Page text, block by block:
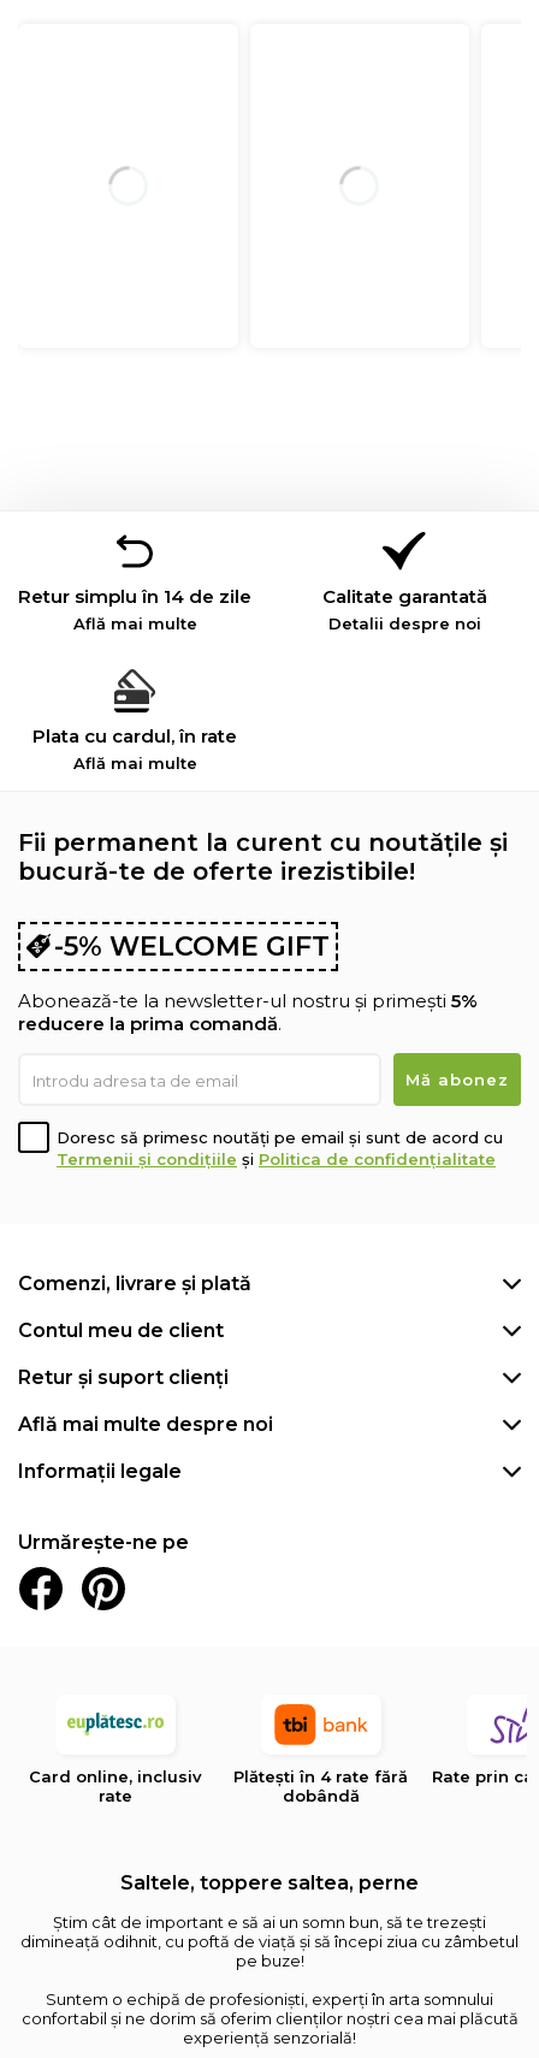
Retur simplu în 14 de zile
Află mai multe
Calitate garantată
Detalii despre noi
Plata cu cardul, în rate
Află mai multe
Fii permanent la curent cu noutățile și
bucură-te de oferte irezistibile!
-5% WELCOME GIFT
Abonează-te la newsletter-ul nostru și primești 5%
reducere la prima comandă.
Doresc să primesc noutăți pe email și sunt de acord cu
Termenii și condițiile și Politica de confidențialitate
Comenzi, livrare și plată
Contul meu de client
Retur și suport clienți
Află mai multe despre noi
Informații legale
Urmărește-ne pe
Card online, inclusiv
rate
Plătești în 4 rate fără
dobândă
Rate prin
Saltele, toppere saltea, perne
Știm cât de important e să ai un somn bun, să te trezești
dimineață odihnit, cu poftă de viață și să începi ziua cu zâmbetul
pe buze!
Suntem o echipă de profesioniști, experți în arta somnului
confortabil și ne dorim să oferim clienților noștri cea mai plăcută
experiență senzorială!